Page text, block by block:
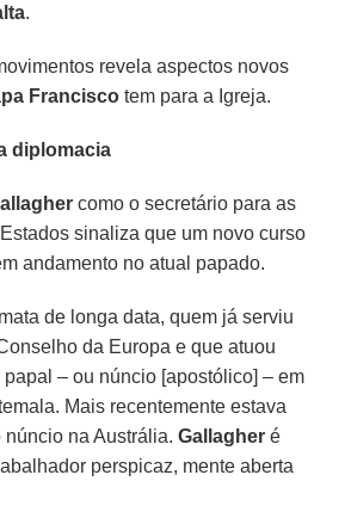
.
revela aspectos novos
Francisco tem para a Igreja.
diplomacia
como o secretário para as
sinaliza que um novo curso
andamento no atual papado.
de longa data, quem já serviu
da Europa e que atuou
– ou núncio [apostólico] – em
Mais recentemente estava
núncio na Austrália.Gallagher é
perspicaz, mente aberta